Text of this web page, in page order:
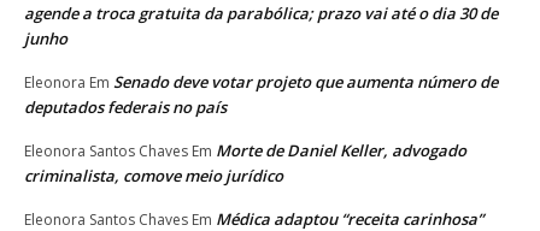
agende a troca gratuita da parabólica; prazo vai até o dia 30 de
junho
Eleonora Em Senado deve votar projeto que aumenta número de
deputados federais no país
Eleonora Santos Chaves Em Morte de Daniel Keller, advogado
criminalista, comove meio jurídico
Eleonora Santos Chaves Em Médica adaptou “receita carinhosa”